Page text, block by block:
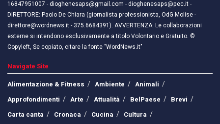
16847951007 - dioghenesaps@gmail.com - dioghenesaps@pec.it - ​​
DIRETTORE: Paolo De Chiara (giornalista professionista, OdG Molise -
direttore@wordnews.it - ​​375.6684391). AVVERTENZA: Le collaborazioni
esterne si intendono esclusivamente a titolo Volontario e Gratuito. ©
Copyleft, Se copiato, citare la fonte "WordNews.it"
Navigate Site
Alimentazione & Fitness
Ambiente
Animali
Approfondimenti
Arte Attualità BelPaese
Brevi
Carta canta
Cronaca Cucina
Cultura